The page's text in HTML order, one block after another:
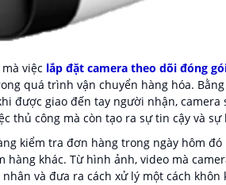
việc lắp đặt camera theo dõi đóng
quá trình vận chuyển hàng hóa.
được giao đến tay người nhận,
thủ công mà còn tạo ra sự tin cậy và
kiểm tra đơn hàng trong ngày hôm
hàng khác. Từ hình ảnh, video mà
và đưa ra cách xử lý một cách